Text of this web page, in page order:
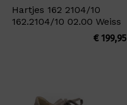
Hartjes 162 2104/10
162.2104/10 02.00 Weiss
€199,95